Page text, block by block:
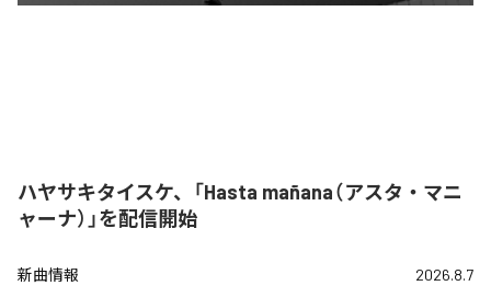
ハヤサキタイスケ、「Hasta mañana（アスタ・マニ
ャーナ）」を配信開始
新曲情報 2026.8.7